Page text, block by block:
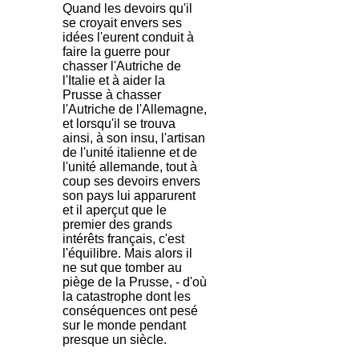
Quand les devoirs qu'il
se croyait envers ses
idées l'eurent conduit à
faire la guerre pour
chasser l'Autriche de
l'Italie et à aider la
Prusse à chasser
l'Autriche de l'Allemagne,
et lorsqu'il se trouva
ainsi, à son insu, l'artisan
de l'unité italienne et de
l'unité allemande, tout à
coup ses devoirs envers
son pays lui apparurent
et il aperçut que le
premier des grands
intérêts français, c'est
l'équilibre. Mais alors il
ne sut que tomber au
piège de la Prusse, - d'où
la catastrophe dont les
conséquences ont pesé
sur le monde pendant
presque un siècle.